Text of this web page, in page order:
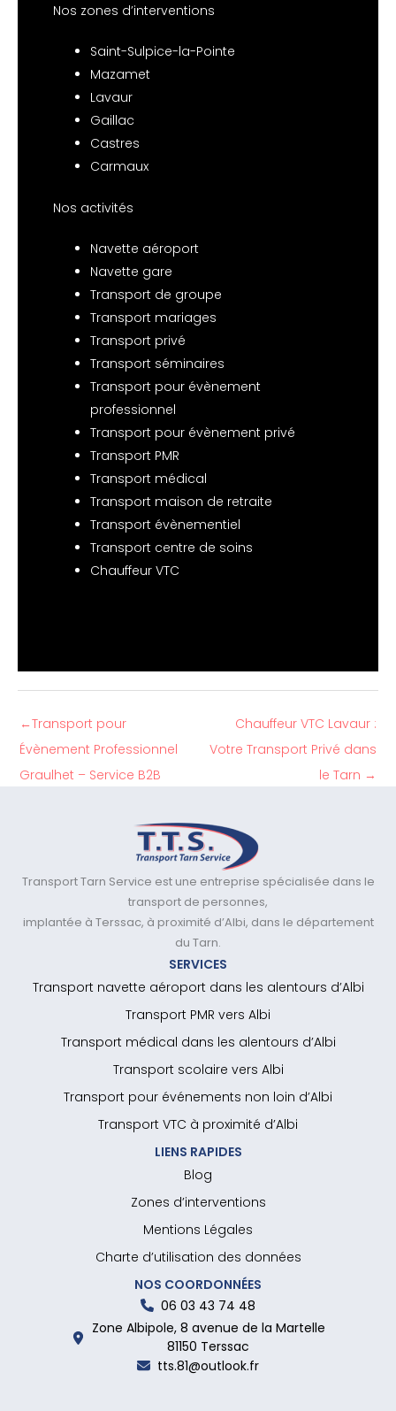
Nos zones d’interventions
Saint-Sulpice-la-Pointe
Mazamet
Lavaur
Gaillac
Castres
Carmaux
Nos activités
Navette aéroport
Navette gare
Transport de groupe
Transport mariages
Transport privé
Transport séminaires
Transport pour évènement
professionnel
Transport pour évènement privé
Transport PMR
Transport médical
Transport maison de retraite
Transport évènementiel
Transport centre de soins
Chauffeur VTC
←Transport pour
Évènement Professionnel
Graulhet – Service B2B
Chauffeur VTC Lavaur :
Votre Transport Privé dans
le Tarn →
Transport Tarn Service est une entreprise spécialisée dans le
transport de personnes,
implantée à Terssac, à proximité d’Albi, dans le département
du Tarn.
SERVICES
Transport navette aéroport dans les alentours d’Albi
Transport PMR vers Albi
Transport médical dans les alentours d’Albi
Transport scolaire vers Albi
Transport pour événements non loin d’Albi
Transport VTC à proximité d’Albi
LIENS RAPIDES
Blog
Zones d’interventions
Mentions Légales
Charte d’utilisation des données
NOS COORDONNÉES
06 03 43 74 48
Zone Albipole, 8 avenue de la Martelle
81150 Terssac
tts.81@outlook.fr